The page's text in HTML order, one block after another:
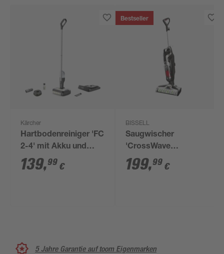
Kärcher
Hartbodenreiniger 'FC
2-4' mit Akku und
Ladegerät
139,99 €
Bestseller
BISSELL
Saugwischer
'CrossWave
Professional 3-in-1'
560 W
199,99 €
5 Jahre Garantie auf toom Eigenmarken